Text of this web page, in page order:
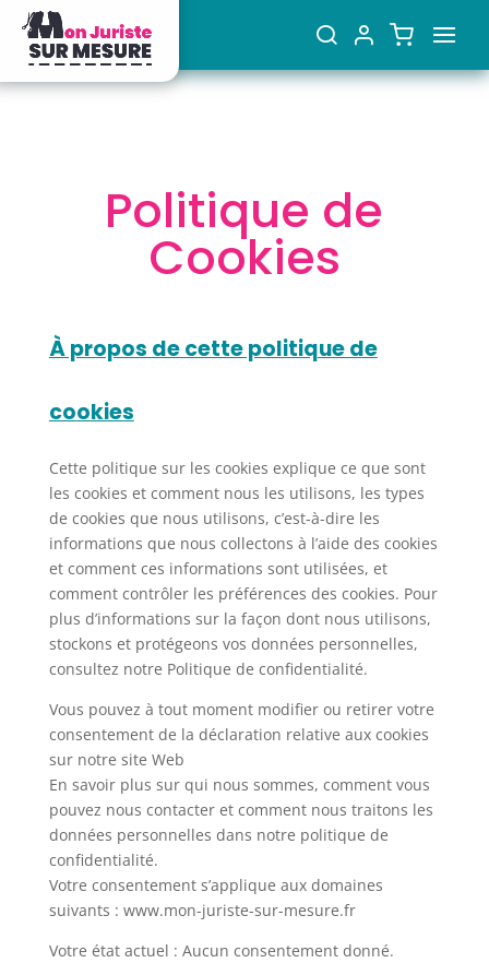
Politique de
Cookies
À propos de cette politique de
cookies
Cette politique sur les cookies explique ce que sont
les cookies et comment nous les utilisons, les types
de cookies que nous utilisons, c’est-à-dire les
informations que nous collectons à l’aide des cookies
et comment ces informations sont utilisées, et
comment contrôler les préférences des cookies. Pour
plus d’informations sur la façon dont nous utilisons,
stockons et protégeons vos données personnelles,
consultez notre Politique de confidentialité.
Vous pouvez à tout moment modifier ou retirer votre
consentement de la déclaration relative aux cookies
sur notre site Web
En savoir plus sur qui nous sommes, comment vous
pouvez nous contacter et comment nous traitons les
données personnelles dans notre politique de
confidentialité.
Votre consentement s’applique aux domaines
suivants : www.mon-juriste-sur-mesure.fr
Votre état actuel : Aucun consentement donné.